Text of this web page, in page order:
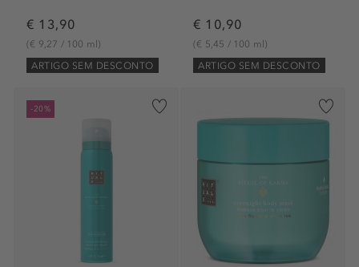
€ 13,90
(€ 9,27 / 100 ml)
ARTIGO SEM DESCONTO
€ 10,90
(€ 5,45 / 100 ml)
ARTIGO SEM DESCONTO
-20%